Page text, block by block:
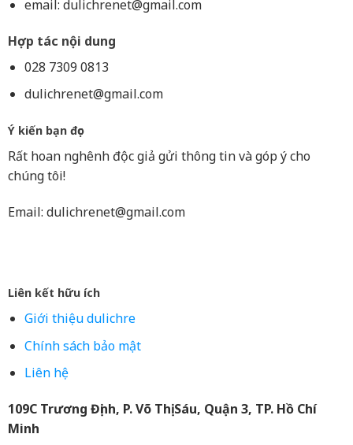
email: dulichrenet@gmail.com
Hợp tác nội dung
028 7309 0813
dulichrenet@gmail.com
Ý kiến bạn đọc
Rất hoan nghênh độc giả gửi thông tin và góp ý cho
chúng tôi!
Email: dulichrenet@gmail.com
Liên kết hữu ích
Giới thiệu dulichre
Chính sách bảo mật
Liên hệ
109C Trương Định, P. Võ Thị Sáu, Quận 3, TP. Hồ Chí
Minh